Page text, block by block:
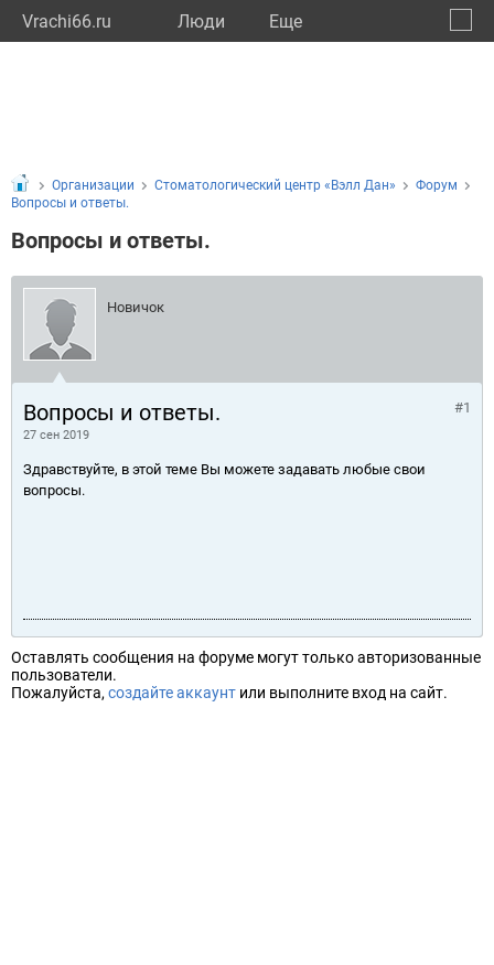
Vrachi66.ru Люди Eще
Организации Стоматологический центр «Вэлл Дан»
Форум
Вопросы и ответы.
Вопросы и ответы.
Новичок
Вопросы и ответы.
27 сен 2019
#1
Здравствуйте, в этой теме Вы можете задавать любые свои
вопросы.
Оставлять сообщения на форуме могут только авторизованные
пользователи.
Пожалуйста, создайте аккаунт или выполните вход на сайт.